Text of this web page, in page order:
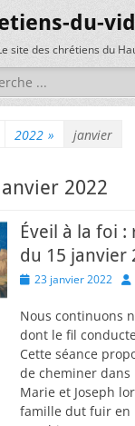
du-
site des chrétiens du
:
2022 » janvier
2022
Éveil à la foi
du 15 janvier
Posted
23 janvier 2022
Nous continuons
dont le fil
Cette séance
de cheminer dans
Marie et Joseph
famille dut fuir en